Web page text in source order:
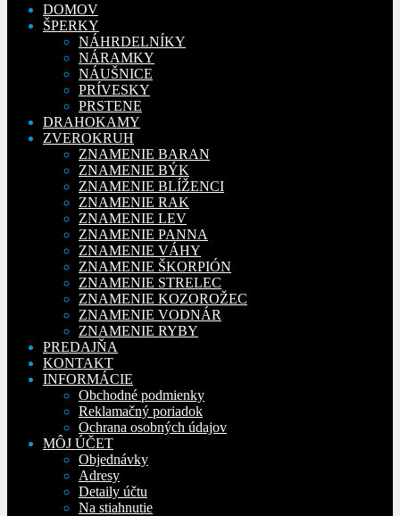
DOMOV
ŠPERKY
NÁHRDELNÍKY
NÁRAMKY
NÁUŠNICE
PRÍVESKY
PRSTENE
DRAHOKAMY
ZVEROKRUH
ZNAMENIE BARAN
ZNAMENIE BÝK
ZNAMENIE BLÍŽENCI
ZNAMENIE RAK
ZNAMENIE LEV
ZNAMENIE PANNA
ZNAMENIE VÁHY
ZNAMENIE ŠKORPIÓN
ZNAMENIE STRELEC
ZNAMENIE KOZOROŽEC
ZNAMENIE VODNÁR
ZNAMENIE RYBY
PREDAJŇA
KONTAKT
INFORMÁCIE
Obchodné podmienky
Reklamačný poriadok
Ochrana osobných údajov
MÔJ ÚČET
Objednávky
Adresy
Detaily účtu
Na stiahnutie